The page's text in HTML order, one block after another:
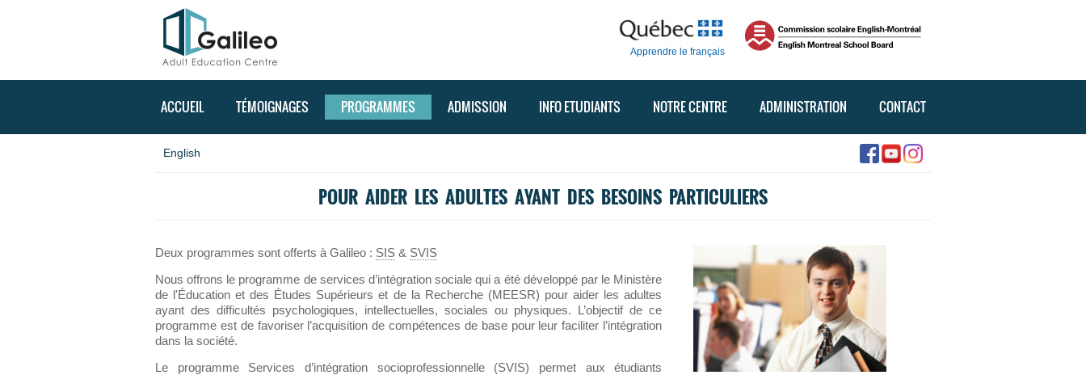
Apprendre le français
ACCUEIL TÉMOIGNAGES PROGRAMMES ADMISSION INFO ETUDIANTS NOTRE CENTRE ADMINISTRATION CONTACT
English
POUR AIDER LES ADULTES AYANT DES BESOINS PARTICULIERS
Deux programmes sont offerts à Galileo : SIS & SVIS
Nous offrons le programme de services d’intégration sociale qui a été développé par le Ministère
de l'Éducation et des Études Supérieurs et de la Recherche (MEESR) pour aider les adultes
ayant des difficultés psychologiques, intellectuelles, sociales ou physiques. L’objectif de ce
programme est de favoriser l’acquisition de compétences de base pour leur faciliter l’intégration
dans la société.
Le programme Services d’intégration socioprofessionnelle (SVIS) permet aux étudiants